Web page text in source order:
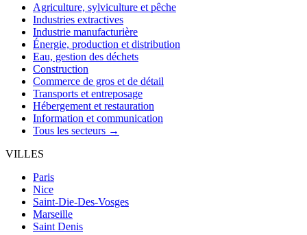
Agriculture, sylviculture et pêche
Industries extractives
Industrie manufacturière
Énergie, production et distribution
Eau, gestion des déchets
Construction
Commerce de gros et de détail
Transports et entreposage
Hébergement et restauration
Information et communication
Tous les secteurs →
VILLES
Paris
Nice
Saint-Die-Des-Vosges
Marseille
Saint Denis